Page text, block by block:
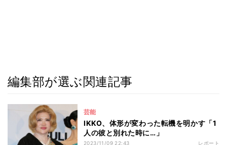
編集部が選ぶ関連記事
芸能
IKKO、体形が変わった転機を明かす「1
人の彼と別れた時に…」
2023/11/09 22:43 レポート